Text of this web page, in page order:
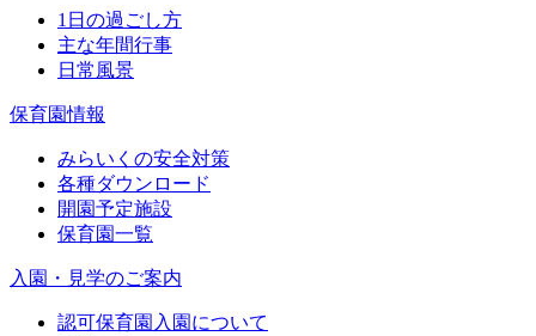
1日の過ごし方
主な年間行事
日常風景
保育園情報
みらいくの安全対策
各種ダウンロード
開園予定施設
保育園一覧
入園・見学のご案内
認可保育園入園について